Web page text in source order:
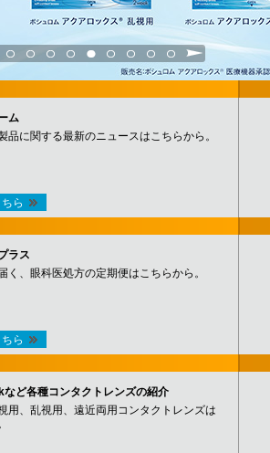
1 2 3 4 5 6 7 8 9
ム
品に関する最新のニュースはこちらから。
ら
ラス
く、眼科医処方の定期便はこちらから。
ら
ど各種コンタクトレンズの紹介
用、乱視用、遠近両用コンタクトレンズは